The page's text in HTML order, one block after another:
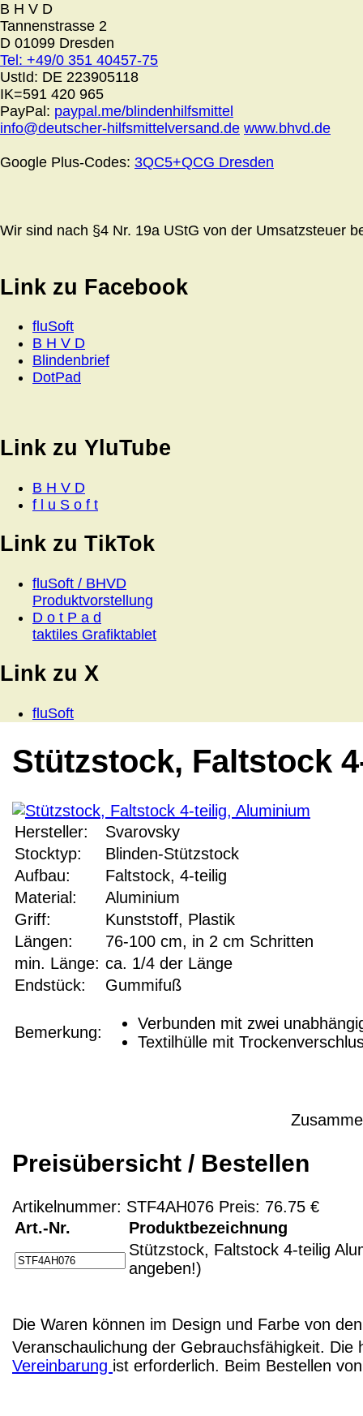
B H V D
Tannenstrasse 2
D 01099 Dresden
Tel: +49/0 351 40457-75
UstId: DE 223905118
IK=591 420 965
PayPal: paypal.me/blindenhilfsmittel
info@deutscher-hilfsmittelversand.de www.bhvd.de
Google Plus-Codes: 3QC5+QCG Dresden
Wir sind nach §4 Nr. 19a UStG von der Umsatzsteuer
Link zu Facebook
fluSoft
B H V D
Blindenbrief
DotPad
Link zu YluTube
B H V D
f l u S o f t
Link zu TikTok
fluSoft / BHVD
Produktvorstellung
D o t P a d
taktiles Grafiktablet
Link zu X
fluSoft
Stützstock, Faltstock
Hersteller:
Svarovsky
Stocktyp:
Blinden-Stützstock
Aufbau:
Faltstock, 4-teilig
Material:
Aluminium
Griff:
Kunststoff, Plastik
Längen:
76-100 cm, in 2 cm Schritten
min. Länge: ca. 1/4 der Länge
Endstück:
Gummifuß
Bemerkung:
Verbunden mit zwei
Textilhülle mit
Preisübersicht / Bestellen
Artikelnummer: STF4AH076 Preis: 76.75 €
Art.-Nr.
Produktbezeichnung
Stützstock, Faltstock 4-teilig
angeben!)
Die Waren können im Design und Farbe von
Veranschaulichung der Gebrauchsfähigkeit.
Vereinbarung ist erforderlich. Beim Bestellen